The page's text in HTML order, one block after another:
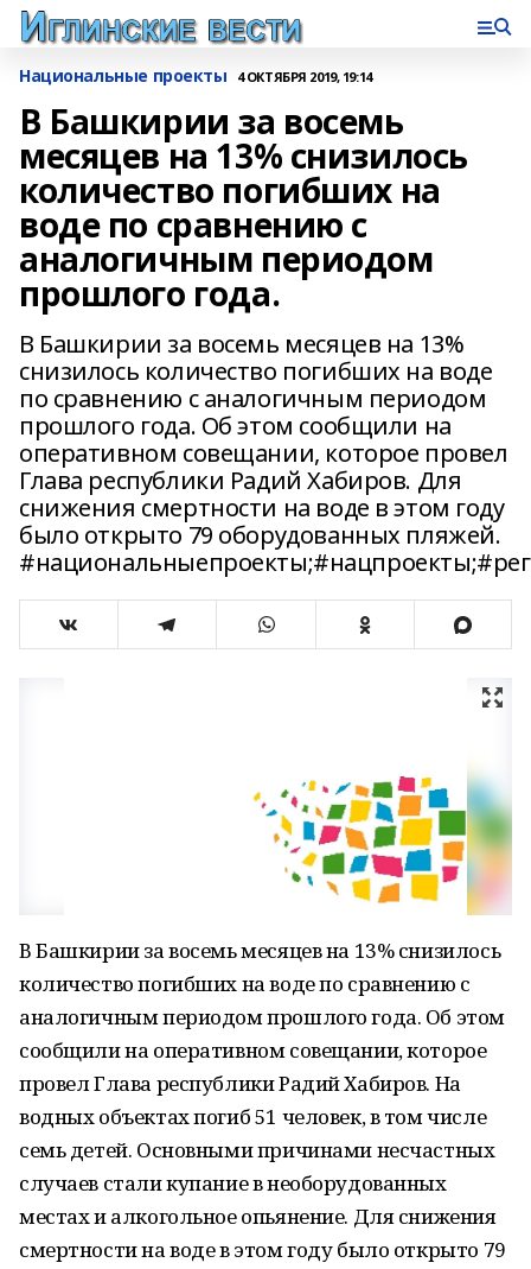
Национальные проекты 4 ОКТЯБРЯ 2019, 19:14
В Башкирии за восемь
месяцев на 13% снизилось
количество погибших на
воде по сравнению с
аналогичным периодом
прошлого года.
В Башкирии за восемь месяцев на 13%
снизилось количество погибших на воде
по сравнению с аналогичным периодом
прошлого года. Об этом сообщили на
оперативном совещании, которое провел
Глава республики Радий Хабиров. Для
снижения смертности на воде в этом году
было открыто 79 оборудованных пляжей.
В Башкирии за восемь месяцев на 13% снизилось
количество погибших на воде по сравнению с
аналогичным периодом прошлого года. Об этом
сообщили на оперативном совещании, которое
провел Глава республики Радий Хабиров. На
водных объектах погиб 51 человек, в том числе
семь детей. Основными причинами несчастных
случаев стали купание в необорудованных
местах и алкогольное опьянение. Для снижения
смертности на воде в этом году было открыто 79